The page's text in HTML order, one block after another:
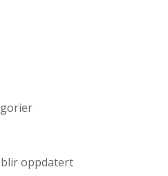
oppdatert